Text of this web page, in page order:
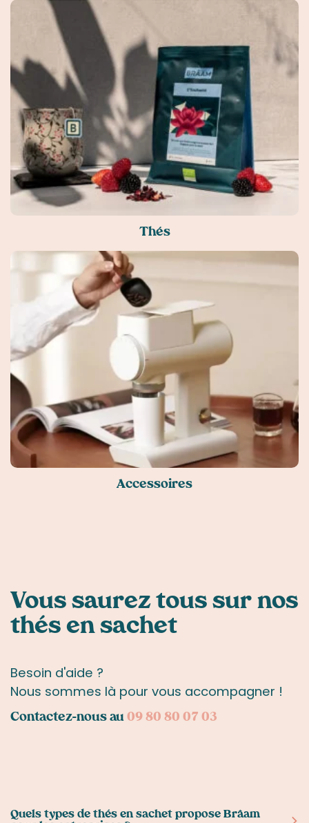
Thés
Accessoires
Vous saurez tous sur nos
thés en sachet
Besoin d'aide ?
Nous sommes là pour vous accompagner !
Contactez-nous au09 80 80 07 03
Quels types de thés en sachet propose Brâam